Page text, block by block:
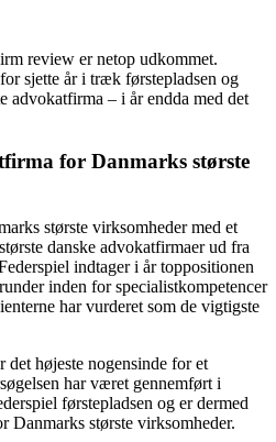
review er netop udkommet.
sjette år i træk førstepladsen og
advokatfirma – i år endda med det
for Danmarks største
største virksomheder med et
danske advokatfirmaer ud fra
indtager i år toppositionen
inden for specialistkompetencer
har vurderet som de vigtigste
det højeste nogensinde for et
har været gennemført i
førstepladsen og er dermed
Danmarks største virksomheder.